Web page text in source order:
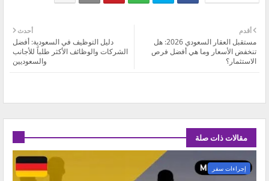
أحدث
دليل التوظيف في السعودية: أفضل
الشركات والوظائف الأكثر طلباً للأجانب
والسعوديين
أقدم
مستقبل العقار السعودي 2026: هل
تنخفض الأسعار وما هي أفضل فرص
الاستثمار؟
مقالات ذات صلة
إجراءات سفر